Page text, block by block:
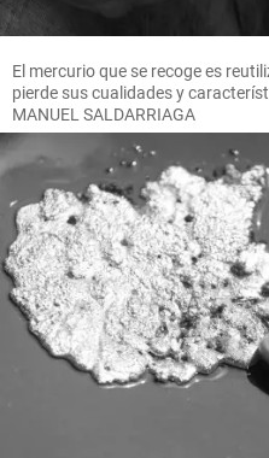
El mercurio que se recoge es
pierde sus cualidades y
MANUEL SALDARRIAGA